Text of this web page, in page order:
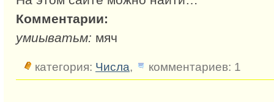
Комментарии:
умиыватьм: мяч
категория: Числа, комментариев: 1